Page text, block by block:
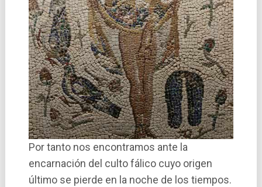
Por tanto nos encontramos ante la
encarnación del culto fálico cuyo origen
último se pierde en la noche de los tiempos.